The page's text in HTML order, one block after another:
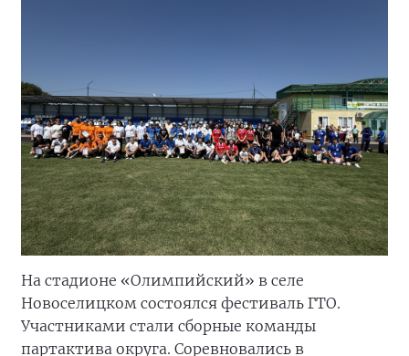
На стадионе «Олимпийский» в селе
Новоселицком состоялся фестиваль ГТО.
Участниками стали сборные команды
партактива округа. Соревновались в